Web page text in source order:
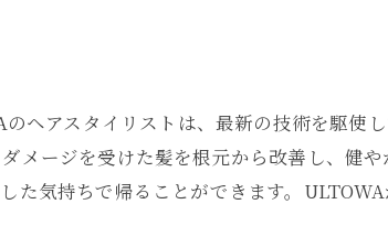
ヘアスタイリストは、最新の技術を駆使
メージを受けた髪を根元から改善し、健
た気持ちで帰ることができます。